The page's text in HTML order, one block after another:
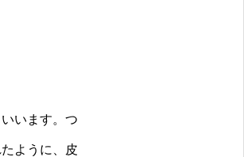
います。つ
ように、皮